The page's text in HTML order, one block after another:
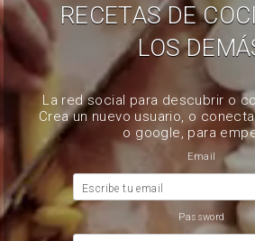
RECETAS DE
LOS
La red social para descubrir o
Crea un nuevo usuario, o
o google, para
Email
Escribe tu email
Password